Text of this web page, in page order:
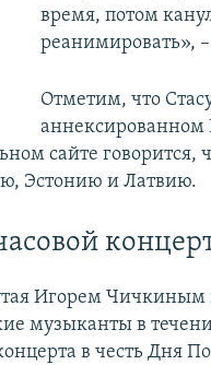
время, потом
реанимировать», –
Отметим, что
аннексированном
сайте говорится,
Эстонию и Латвию.
Игорем Чичкиным
музыканты в
в честь Дня